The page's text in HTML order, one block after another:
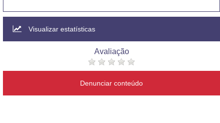
Visualizar estatísticas
Avaliação
Denunciar conteúdo